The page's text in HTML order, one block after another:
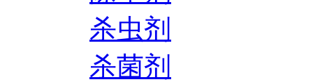
杀虫剂
杀菌剂